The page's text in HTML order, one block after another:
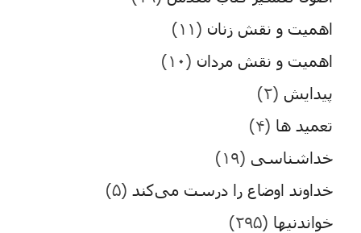
اهمیت و نقش زنان (۱۱)
اهمیت و نقش مردان (۱۰)
پیدایش (۲)
تعمید ها (۴)
خداشناسی (۱۹)
خداوند اوضاع را درست می‌کند (۵)
خواندنیها (۲۹۵)